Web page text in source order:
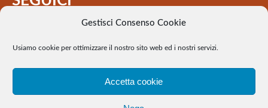
Gestisci Consenso Cookie
Usiamo cookie per ottimizzare il nostro sito web ed i nostri servizi.
Accetta cookie